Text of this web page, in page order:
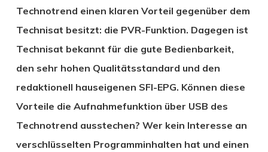
Technotrend einen klaren Vorteil gegenüber dem
Technisat besitzt: die PVR-Funktion. Dagegen ist
Technisat bekannt für die gute Bedienbarkeit,
den sehr hohen Qualitätsstandard und den
redaktionell hauseigenen SFI-EPG. Können diese
Vorteile die Aufnahmefunktion über USB des
Technotrend ausstechen? Wer kein Interesse an
verschlüsselten Programminhalten hat und einen